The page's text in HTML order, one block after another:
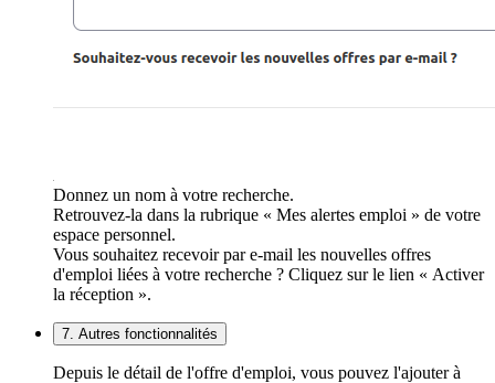
Donnez un nom à votre recherche.
Retrouvez-la dans la rubrique « Mes alertes emploi » de votre
espace personnel.
Vous souhaitez recevoir par e-mail les nouvelles offres
d'emploi liées à votre recherche ? Cliquez sur le lien « Activer
la réception ».
7. Autres fonctionnalités
Depuis le détail de l'offre d'emploi, vous pouvez l'ajouter à